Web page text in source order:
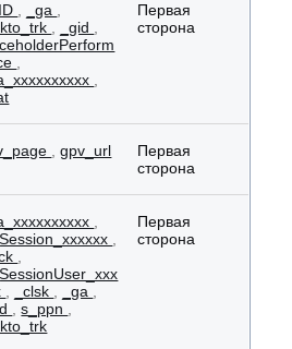
_ga
_gid
Первая
сторона
,gpv_url
Первая
сторона
_clsk _ga
,s_ppn
Первая
сторона